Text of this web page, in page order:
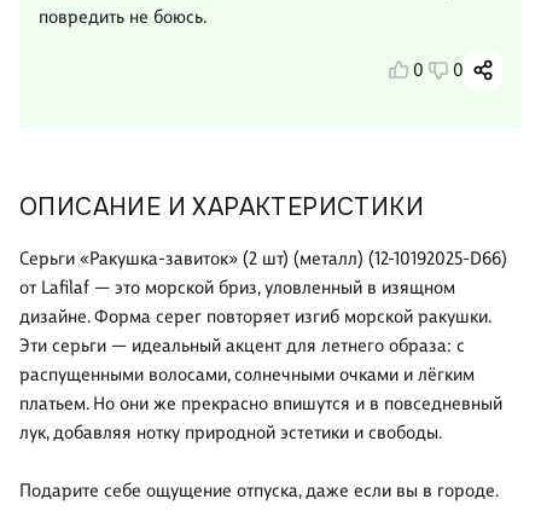
ОПИСАНИЕ И ХАРАКТЕРИСТИКИ
Серьги «Ракушка-завиток» (2 шт) (металл) (12-10192025-D66)
от Lafilaf — это морской бриз, уловленный в изящном
дизайне. Форма серег повторяет изгиб морской ракушки.
Эти серьги — идеальный акцент для летнего образа: с
распущенными волосами, солнечными очками и лёгким
платьем. Но они же прекрасно впишутся и в повседневный
лук, добавляя нотку природной эстетики и свободы.
Подарите себе ощущение отпуска, даже если вы в городе.
повредить не боюсь.
0 0